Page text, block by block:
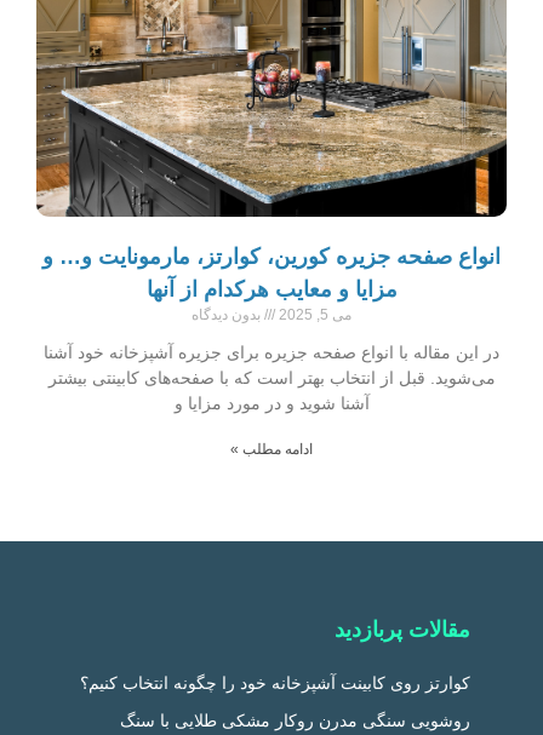
انواع صفحه جزیره کورین، کوارتز، مارمونایت و… و
مزایا و معایب هرکدام از آنها
می 5, 2025 بدون دیدگاه
در این مقاله با انواع صفحه جزیره برای جزیره آشپزخانه خود آشنا
می‌شوید. قبل از انتخاب بهتر است که با صفحه‌های کابینتی بیشتر
آشنا شوید و در مورد مزایا و
ادامه مطلب »
مقالات پربازدید
کوارتز روی کابینت آشپزخانه خود را چگونه انتخاب کنیم؟
روشویی سنگی مدرن روکار مشکی طلایی با سنگ